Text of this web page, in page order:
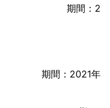
ン通販 期間：2
：2021年